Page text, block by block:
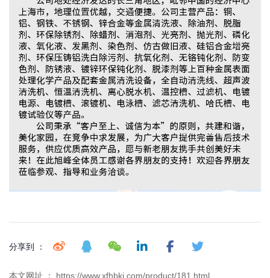
分享到 ：
本文网址 ： https://www.xfhbkj.com/product/181.html